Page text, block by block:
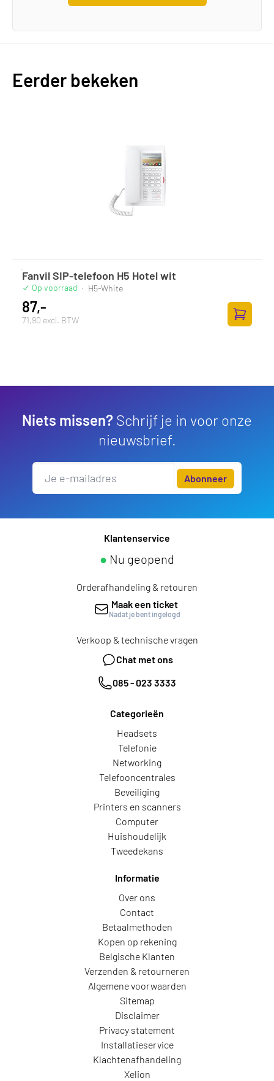
Eerder bekeken
Fanvil SIP-telefoon H5 Hotel wit
Op voorraad · H5-White
87,-
71,90 excl. BTW
Niets missen? Schrijf je in voor onze
nieuwsbrief.
Abonneer
Klantenservice
● Nu geopend
Orderafhandeling & retouren
Maak een ticket
Nadat je bent ingelogd
Verkoop & technische vragen
Chat met ons
085 - 023 3333
Categorieën
Headsets
Telefonie
Networking
Telefooncentrales
Beveiliging
Printers en scanners
Computer
Huishoudelijk
Tweedekans
Informatie
Over ons
Contact
Betaalmethoden
Kopen op rekening
Belgische Klanten
Verzenden & retourneren
Algemene voorwaarden
Sitemap
Disclaimer
Privacy statement
Installatieservice
Klachtenafhandeling
Xelion